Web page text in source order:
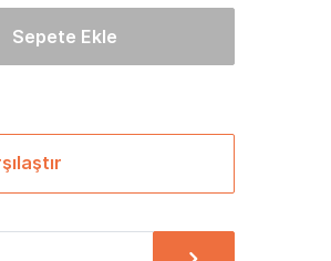
Sepete Ekle